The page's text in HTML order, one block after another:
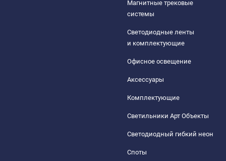
Магнитные трековые
системы
Светодиодные ленты
и комплектующие
Офисное освещение
Аксессуары
Комплектующие
Светильники Арт Объекты
Светодиодный гибкий неон
Споты